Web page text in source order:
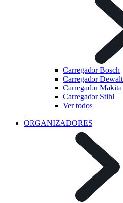
Carregador Bosch
Carregador Dewalt
Carregador Makita
Carregador Stihl
Ver todos
ORGANIZADORES